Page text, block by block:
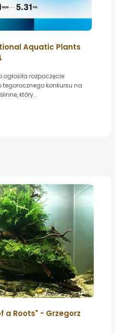
Aquatic Plants
rozpoczęcie
tegorocznego konkursu na
który...
a Roots" - Grzegorz